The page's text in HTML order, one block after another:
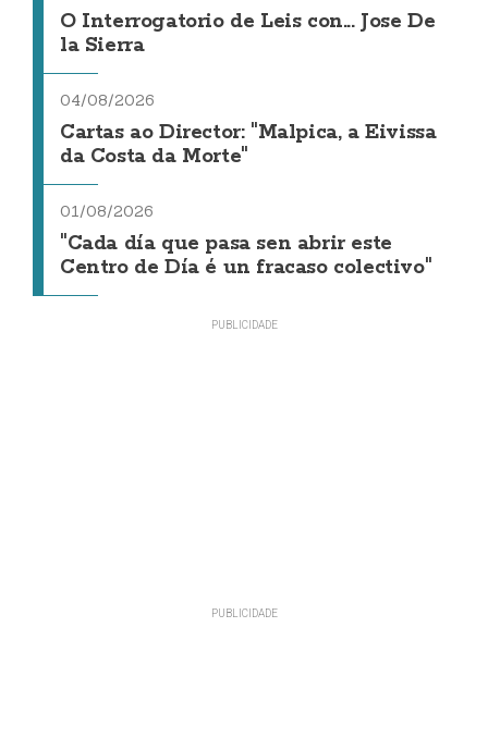
O Interrogatorio de Leis con... Jose De
la Sierra
04/08/2026
Cartas ao Director: "Malpica, a Eivissa
da Costa da Morte"
01/08/2026
"Cada día que pasa sen abrir este
Centro de Día é un fracaso colectivo"